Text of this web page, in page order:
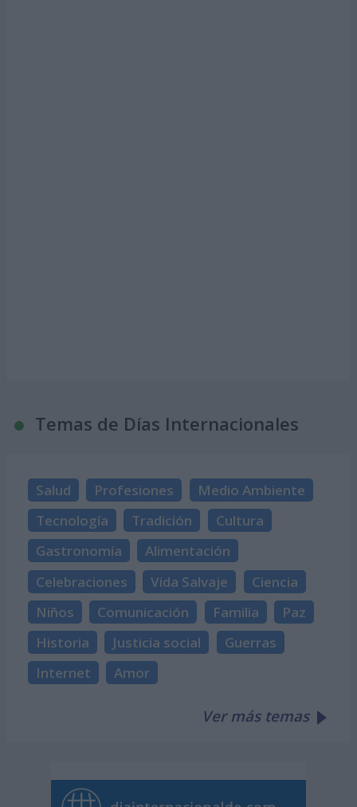
Temas de Días Internacionales
Salud Profesiones
Medio Ambiente
Tecnología
Tradición
Cultura
Gastronomía
Alimentación
Celebraciones
Vida Salvaje
Ciencia
Niños
Comunicación Familia
Paz
Historia
Justicia social
Guerras
Internet
Amor
Ver más temas